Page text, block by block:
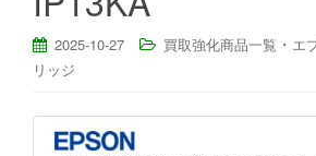
2025-10-27 買取強化商品一覧 ・ エ
リッジ